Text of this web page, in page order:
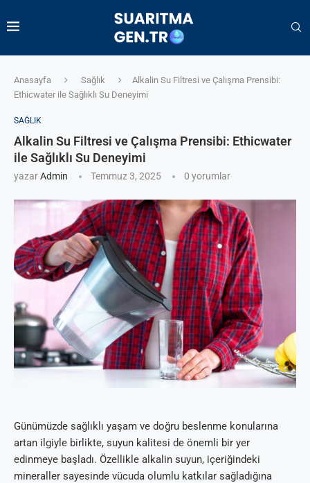
Anasayfa Sağlık
Alkalin Su Filtresi ve Çalışma Prensibi:
Ethicwater ile Sağlıklı Su Deneyimi
SAĞLIK
Alkalin Su Filtresi ve Çalışma Prensibi: Ethicwater
ile Sağlıklı Su Deneyimi
yazarAdmin Temmuz 3, 2025 0 yorumlar
Günümüzde sağlıklı yaşam ve doğru beslenme konularına
artan ilgiyle birlikte, suyun kalitesi de önemli bir yer
edinmeye başladı. Özellikle alkalin suyun, içeriğindeki
mineraller sayesinde vücuda olumlu katkılar sağladığına